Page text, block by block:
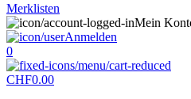
Merklisten
Mein
Anmelden
0
CHF0.00